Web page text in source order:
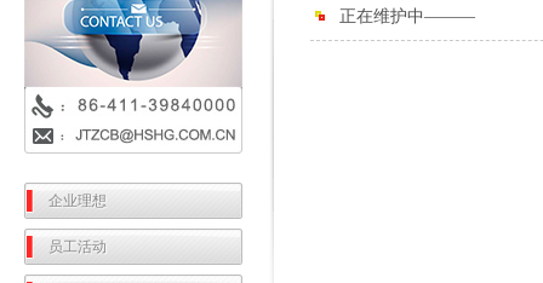
企业理想
员工活动
正在维护中———